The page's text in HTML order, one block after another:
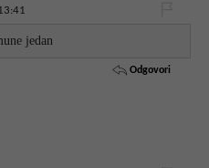
jedan
Odgovori